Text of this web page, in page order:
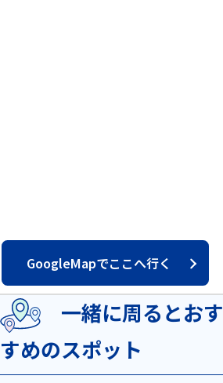
GoogleMapでここへ行く
一緒に周るとおす
すめのスポット